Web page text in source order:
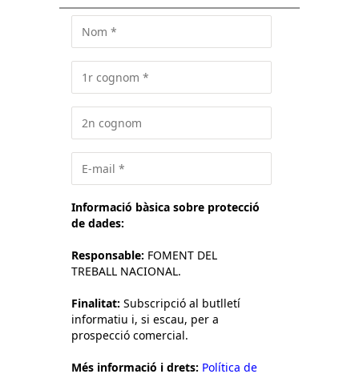
Informació bàsica sobre protecció
de dades:
Responsable: FOMENT DEL
TREBALL NACIONAL.
Finalitat: Subscripció al butlletí
informatiu i, si escau, per a
prospecció comercial.
Més informació i drets: Política de